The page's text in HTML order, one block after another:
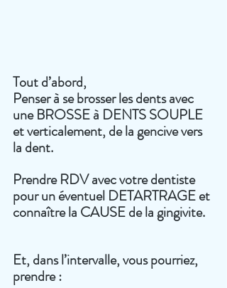
Tout d’abord,
Penser à se brosser les dents avec
une BROSSE à DENTS SOUPLE
et verticalement, de la gencive vers
la dent.
Prendre RDV avec votre dentiste
pour un éventuel DETARTRAGE et
connaître la CAUSE de la gingivite.
Et, dans l’intervalle, vous pourriez,
prendre :